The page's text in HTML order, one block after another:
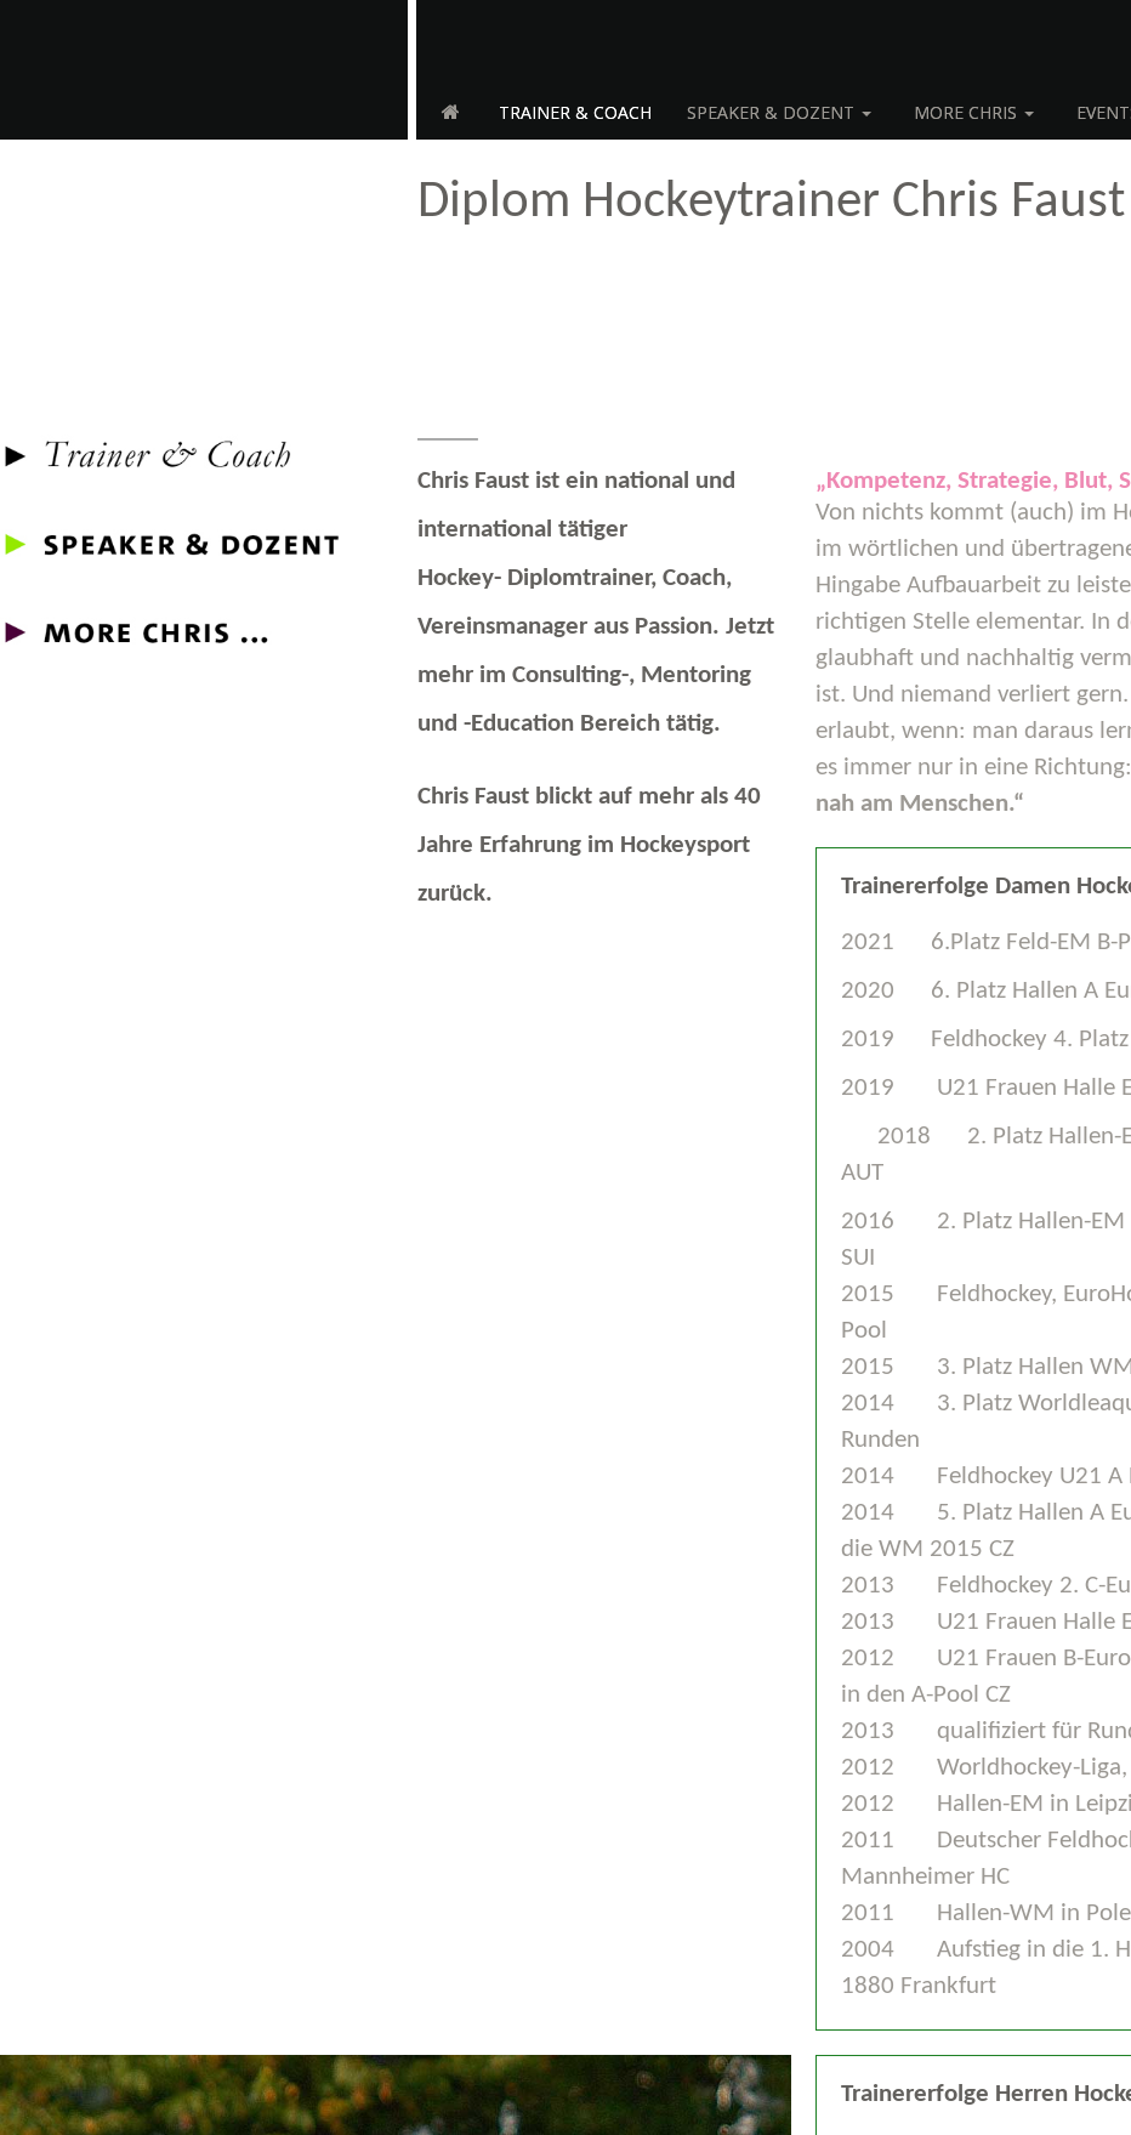
TRAINER & COACH SPEAKER & DOZENT MORE CHRIS
Diplom Hockeytrainer Chris Faust
Chris Faust ist ein national und
international tätiger
Hockey- Diplomtrainer, Coach,
Vereinsmanager aus Passion. Jetzt
mehr im Consulting-, Mentoring
und -Education Bereich tätig.
Chris Faust blickt auf mehr als 40
Jahre Erfahrung im Hockeysport
zurück.
„Kompetenz, Strategie, Blut,
Von nichts kommt (auch) im
im wörtlichen und
Hingabe Aufbauarbeit zu
richtigen Stelle elementar. In
glaubhaft und nachhaltig
ist. Und niemand verliert
erlaubt, wenn: man daraus
es immer nur in eine
nah am Menschen.“
Trainererfolge Damen
2021 6.Platz Feld-EM B-
2020 6. Platz Hallen A
2019 Feldhockey 4. Platz
2019
U21 Frauen Halle
2018
2. Platz Hallen-
AUT
2016
2. Platz Hallen-
SUI
2015
Feldhockey,
Pool
2015
3. Platz Hallen
2014
3. Platz
Runden
2014
Feldhockey U21
2014
5. Platz Hallen A
die WM 2015 CZ
2013
Feldhockey 2. C-
2013
U21 Frauen Halle
2012
U21 Frauen B-
in den A-Pool CZ
2013
qualifiziert für
2012
Worldhockey-
2012
Hallen-EM in
2011
Deutscher
Mannheimer HC
2011
Hallen-WM in
2004
Aufstieg in die 1.
1880 Frankfurt
Trainererfolge Herren